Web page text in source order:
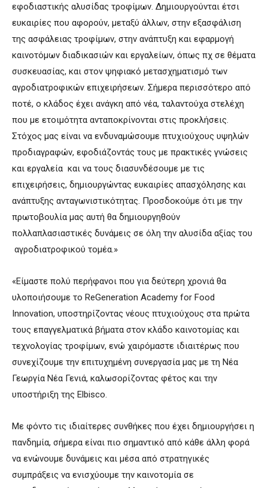
εφοδιαστικής αλυσίδας τροφίμων. Δημιουργούνται έτσι
ευκαιρίες που αφορούν, μεταξύ άλλων, στην εξασφάλιση
της ασφάλειας τροφίμων, στην ανάπτυξη και εφαρμογή
καινοτόμων διαδικασιών και εργαλείων, όπως πχ σε θέματα
συσκευασίας, και στον ψηφιακό μετασχηματισμό των
αγροδιατροφικών επιχειρήσεων. Σήμερα περισσότερο από
ποτέ, ο κλάδος έχει ανάγκη από νέα, ταλαντούχα στελέχη
που με ετοιμότητα ανταποκρίνονται στις προκλήσεις.
Στόχος μας είναι να ενδυναμώσουμε πτυχιούχους υψηλών
προδιαγραφών, εφοδιάζοντάς τους με πρακτικές γνώσεις
και εργαλεία και να τους διασυνδέσουμε με τις
επιχειρήσεις, δημιουργώντας ευκαιρίες απασχόλησης και
ανάπτυξης ανταγωνιστικότητας. Προσδοκούμε ότι με την
πρωτοβουλία μας αυτή θα δημιουργηθούν
πολλαπλασιαστικές δυνάμεις σε όλη την αλυσίδα αξίας του
αγροδιατροφικού τομέα.»
«Είμαστε πολύ περήφανοι που για δεύτερη χρονιά θα
υλοποιήσουμε το ReGeneration Academy for Food
Innovation, υποστηρίζοντας νέους πτυχιούχους στα πρώτα
τους επαγγελματικά βήματα στον κλάδο καινοτομίας και
τεχνολογίας τροφίμων, ενώ χαιρόμαστε ιδιαιτέρως που
συνεχίζουμε την επιτυχημένη συνεργασία μας με τη Νέα
Γεωργία Νέα Γενιά, καλωσορίζοντας φέτος και την
υποστήριξη της Elbisco.
Με φόντο τις ιδιαίτερες συνθήκες που έχει δημιουργήσει η
πανδημία, σήμερα είναι πιο σημαντικό από κάθε άλλη φορά
να ενώνουμε δυνάμεις και μέσα από στρατηγικές
συμπράξεις να ενισχύουμε την καινοτομία σε